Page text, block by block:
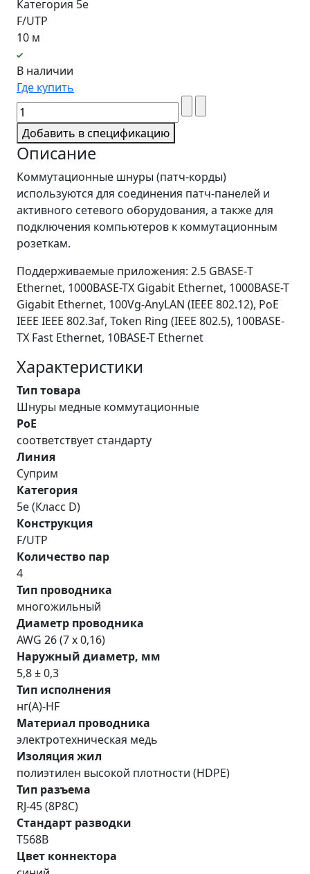
Категория 5e
F/UTP
10 м
В наличии
Где купить
Добавить в спецификацию
Описание
Коммутационные шнуры (патч-корды)
используются для соединения патч-панелей и
активного сетевого оборудования, а также для
подключения компьютеров к коммутационным
розеткам.
Поддерживаемые приложения: 2.5 GBASE-Т
Ethernet, 1000BASE-TX Gigabit Ethernet, 1000BASE-T
Gigabit Ethernet, 100Vg-AnyLAN (IEEE 802.12), PoE
IEEE IEEE 802.3af, Token Ring (IEEE 802.5), 100BASE-
TX Fast Ethernet, 10BASE-T Ethernet
Характеристики
Тип товара
Шнуры медные коммутационные
PoE
соответствует стандарту
Линия
Суприм
Категория
5e (Класс D)
Конструкция
F/UTP
Количество пар
4
Тип проводника
многожильный
Диаметр проводника
AWG 26 (7 x 0,16)
Наружный диаметр, мм
5,8 ± 0,3
Тип исполнения
нг(A)-HF
Материал проводника
электротехническая медь
Изоляция жил
полиэтилен высокой плотности (HDPE)
Тип разъема
RJ-45 (8P8C)
Стандарт разводки
T568B
Цвет коннектора